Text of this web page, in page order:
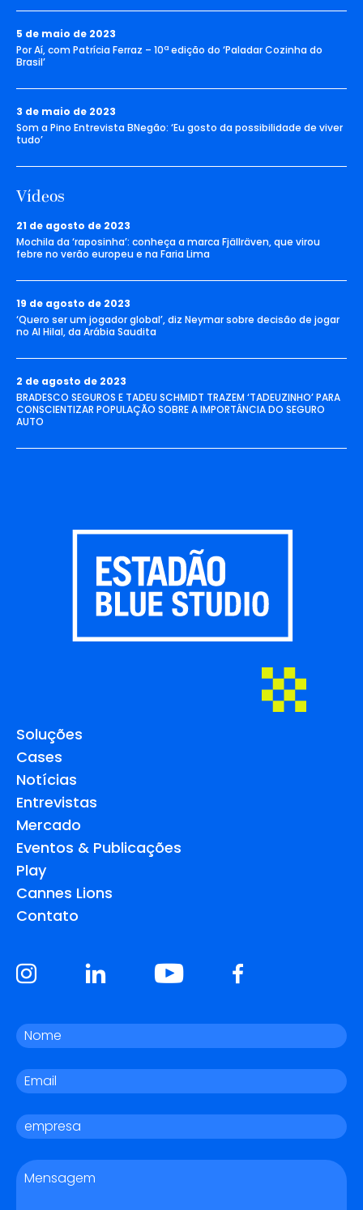
5 de maio de 2023
Por Aí, com Patrícia Ferraz – 10ª edição do ‘Paladar Cozinha do
Brasil’
3 de maio de 2023
Som a Pino Entrevista BNegão: ‘Eu gosto da possibilidade de viver
tudo’
Vídeos
21 de agosto de 2023
Mochila da ‘raposinha’: conheça a marca Fjällräven, que virou
febre no verão europeu e na Faria Lima
19 de agosto de 2023
‘Quero ser um jogador global’, diz Neymar sobre decisão de jogar
no Al Hilal, da Arábia Saudita
2 de agosto de 2023
BRADESCO SEGUROS E TADEU SCHMIDT TRAZEM ‘TADEUZINHO’ PARA
CONSCIENTIZAR POPULAÇÃO SOBRE A IMPORTÂNCIA DO SEGURO
AUTO
Soluções
Cases
Notícias
Entrevistas
Mercado
Eventos & Publicações
Play
Cannes Lions
Contato